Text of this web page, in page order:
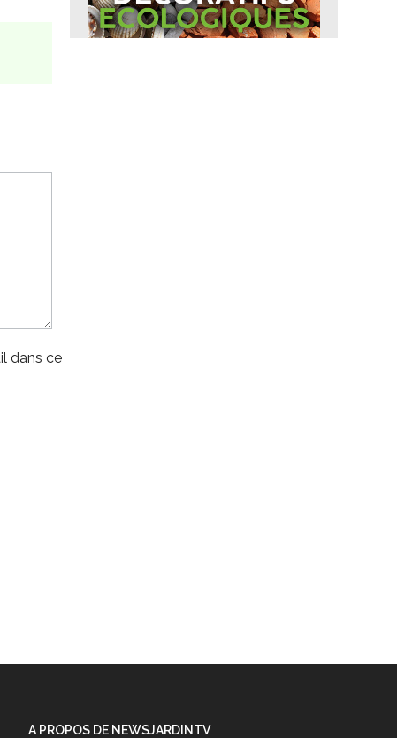
dans ce
A PROPOS DE NEWSJARDINTV